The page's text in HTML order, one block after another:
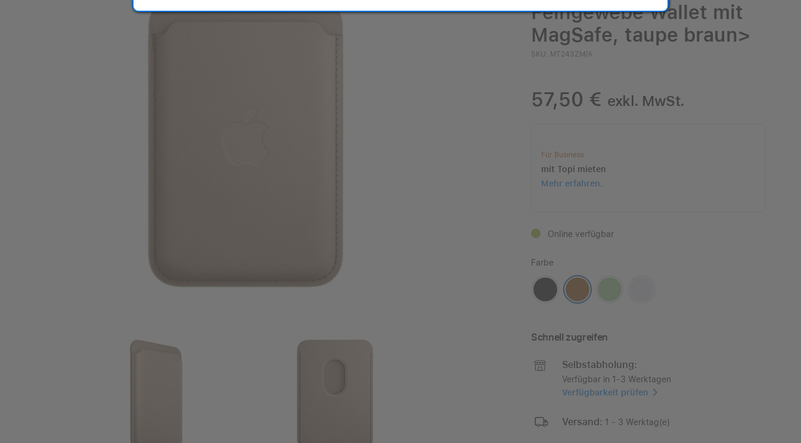
Feingewebe Wallet mit
MagSafe, taupe braun>
SKU: MT243ZM/A
57,50 € exkl. MwSt.
Für Business
mit Topi mieten
Mehr erfahren.
Online verfügbar
Farbe
Schnell zugreifen
Selbstabholung:
Verfügbar in 1-3 Werktagen
Verfügbarkeit prüfen
Versand: 1 - 3 Werktag(e)